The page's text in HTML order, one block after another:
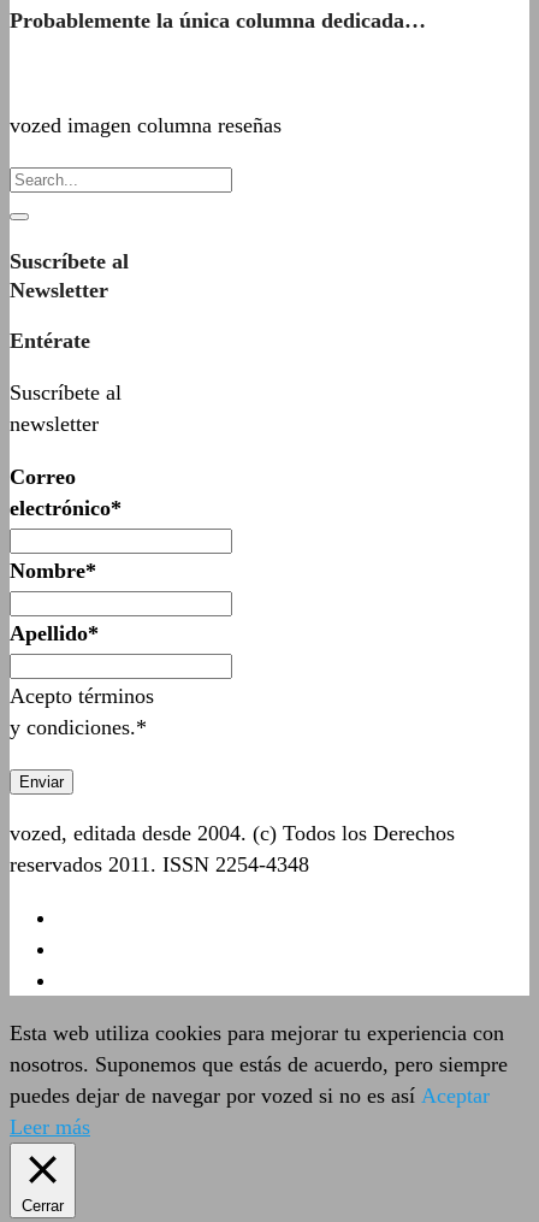
Probablemente la única columna dedicada…
vozed imagen columna reseñas
Suscríbete al
Newsletter
Entérate
Suscríbete al
newsletter
Correo
electrónico*
Nombre*
Apellido*
Acepto términos
y condiciones.*
vozed, editada desde 2004. (c) Todos los Derechos
reservados 2011. ISSN 2254-4348
Esta web utiliza cookies para mejorar tu experiencia con
nosotros. Suponemos que estás de acuerdo, pero siempre
puedes dejar de navegar por vozed si no es así Aceptar
Leer más
Cerrar